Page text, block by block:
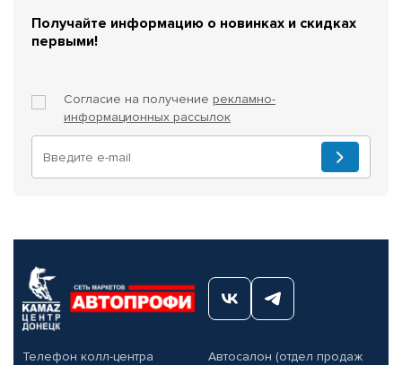
Получайте информацию о новинках и скидках
первыми!
Согласие на получение рекламно-
информационных рассылок
Телефон колл-центра
Автосалон (отдел продаж